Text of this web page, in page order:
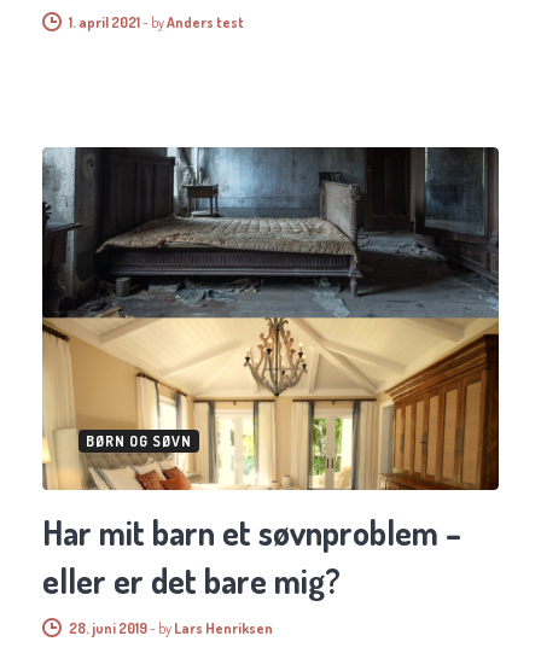
1. april 2021- byAnders test
BØRN OG SØVN
Har mit barn et søvnproblem –
eller er det bare mig?
28. juni 2019- by Lars Henriksen